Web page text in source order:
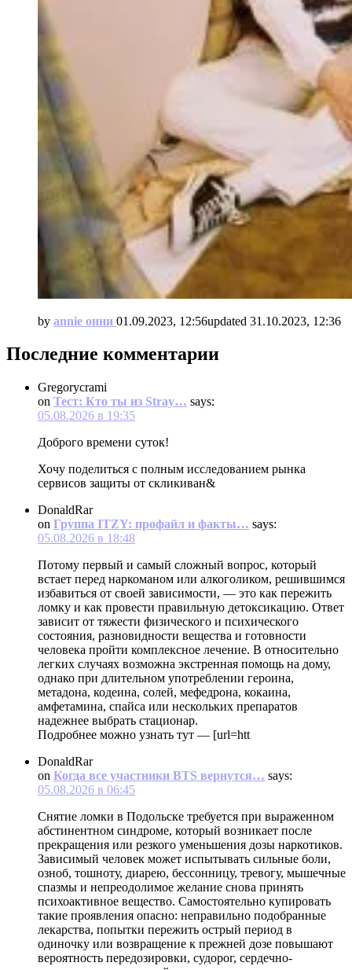
by annie онни 01.09.2023, 12:56updated 31.10.2023, 12:36
Последние комментарии
Gregorycrami
on Тест: Кто ты из Stray… says:
05.08.2026 в 19:35
Доброго времени суток!
Хочу поделиться с полным исследованием рынка
сервисов защиты от скликиван&
DonaldRar
on Группа ITZY: профайл и факты… says:
05.08.2026 в 18:48
Потому первый и самый сложный вопрос, который
встает перед наркоманом или алкоголиком, решившимся
избавиться от своей зависимости, — это как пережить
ломку и как провести правильную детоксикацию. Ответ
зависит от тяжести физического и психического
состояния, разновидности вещества и готовности
человека пройти комплексное лечение. В относительно
легких случаях возможна экстренная помощь на дому,
однако при длительном употреблении героина,
метадона, кодеина, солей, мефедрона, кокаина,
амфетамина, спайса или нескольких препаратов
надежнее выбрать стационар.
Подробнее можно узнать тут — [url=htt
DonaldRar
on Когда все участники BTS вернутся… says:
05.08.2026 в 06:45
Снятие ломки в Подольске требуется при выраженном
абстинентном синдроме, который возникает после
прекращения или резкого уменьшения дозы наркотиков.
Зависимый человек может испытывать сильные боли,
озноб, тошноту, диарею, бессонницу, тревогу, мышечные
спазмы и непреодолимое желание снова принять
психоактивное вещество. Самостоятельно купировать
такие проявления опасно: неправильно подобранные
лекарства, попытки пережить острый период в
одиночку или возвращение к прежней дозе повышают
вероятность передозировки, судорог, сердечно-